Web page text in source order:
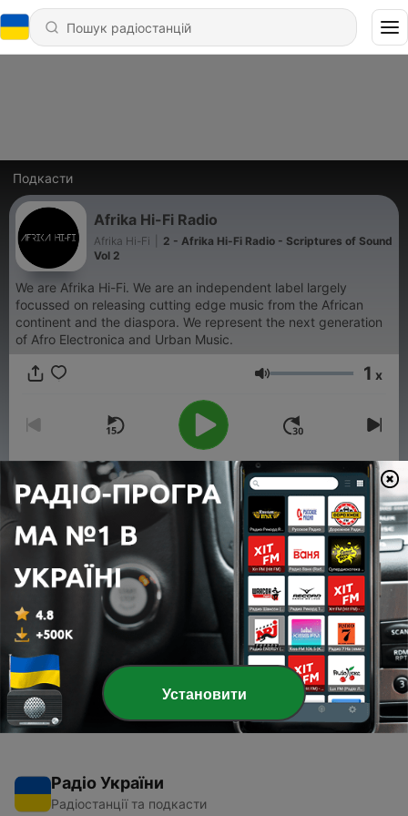
Подкасти
Afrika Hi-Fi Radio
Afrika Hi-Fi
2 - Afrika Hi-Fi Radio - Scriptures of Sound
Vol 2
We are Afrika Hi-Fi. We are an independent label largely
focussed on releasing cutting edge music from the African
continent and the diaspora. We represent the next generation
of Afro Electronica and Urban Music.
Гучність 1 x
00:00
Епізоди
2 - Afrika Hi-Fi Radio - Scriptures of Sound Vol 2
1 - Afrika Hi-Fi Radio - Scriptures of Sound Vol 1
15 жовт. 2017
Радіо України
Радіостанції та подкасти
Установити